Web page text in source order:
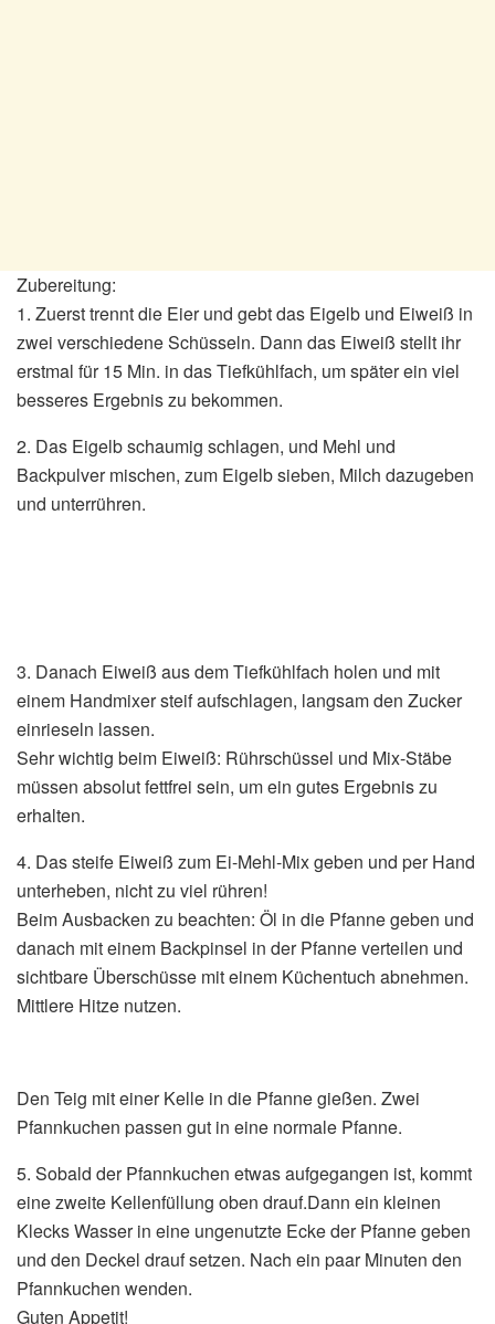
Zubereitung:
1. Zuerst trennt die Eier und gebt das Eigelb und Eiweiß in
zwei verschiedene Schüsseln. Dann das Eiweiß stellt ihr
erstmal für 15 Min. in das Tiefkühlfach, um später ein viel
besseres Ergebnis zu bekommen.
2. Das Eigelb schaumig schlagen, und Mehl und
Backpulver mischen, zum Eigelb sieben, Milch dazugeben
und unterrühren.
3. Danach Eiweiß aus dem Tiefkühlfach holen und mit
einem Handmixer steif aufschlagen, langsam den Zucker
einrieseln lassen.
Sehr wichtig beim Eiweiß: Rührschüssel und Mix-Stäbe
müssen absolut fettfrei sein, um ein gutes Ergebnis zu
erhalten.
4. Das steife Eiweiß zum Ei-Mehl-Mix geben und per Hand
unterheben, nicht zu viel rühren!
Beim Ausbacken zu beachten: Öl in die Pfanne geben und
danach mit einem Backpinsel in der Pfanne verteilen und
sichtbare Überschüsse mit einem Küchentuch abnehmen.
Mittlere Hitze nutzen.
Den Teig mit einer Kelle in die Pfanne gießen. Zwei
Pfannkuchen passen gut in eine normale Pfanne.
5. Sobald der Pfannkuchen etwas aufgegangen ist, kommt
eine zweite Kellenfüllung oben drauf.Dann ein kleinen
Klecks Wasser in eine ungenutzte Ecke der Pfanne geben
und den Deckel drauf setzen. Nach ein paar Minuten den
Pfannkuchen wenden.
Guten Appetit!